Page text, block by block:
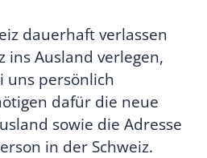
dauerhaft verlassen
ins Ausland verlegen,
uns persönlich
dafür die neue
sowie die Adresse
in der Schweiz.